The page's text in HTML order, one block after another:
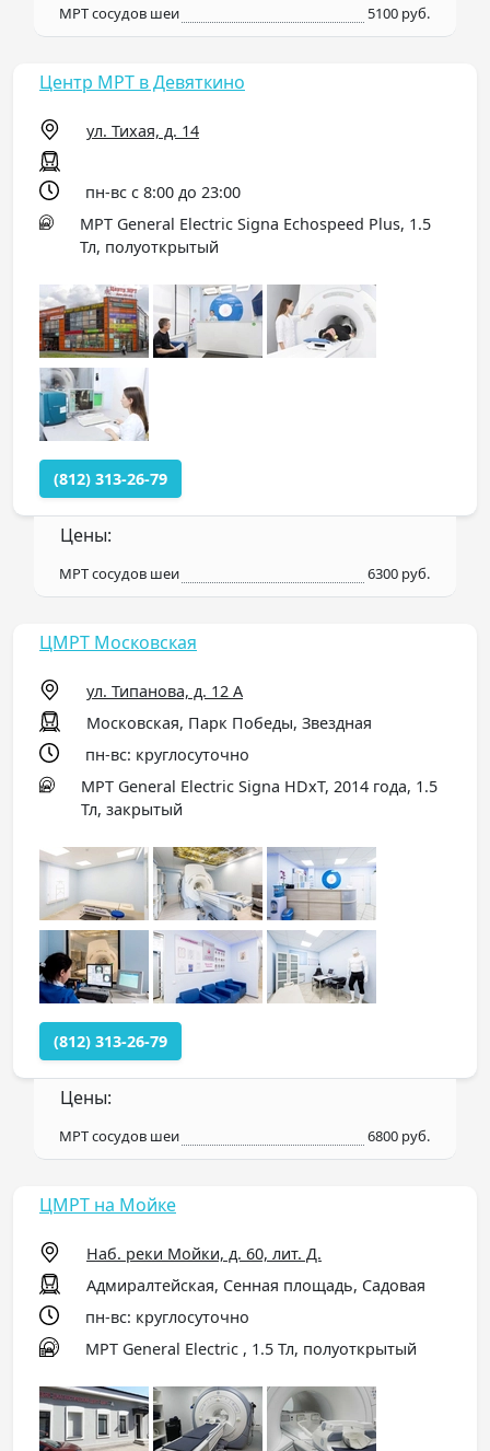
МРТ сосудов шеи 5100 руб.
Центр МРТ в Девяткино
ул. Тихая, д. 14
пн-вс с 8:00 до 23:00
МРТ General Electric Signa Echospeed Plus, 1.5
Тл, полуоткрытый
(812) 313-26-79
Цены:
МРТ сосудов шеи 6300 руб.
ЦМРТ Московская
ул. Типанова, д. 12 А
Московская, Парк Победы, Звездная
пн-вс: круглосуточно
МРТ General Electric Signa HDxT, 2014 года, 1.5
Тл, закрытый
(812) 313-26-79
Цены:
МРТ сосудов шеи 6800 руб.
ЦМРТ на Мойке
Наб. реки Мойки, д. 60, лит. Д.
Адмиралтейская, Сенная площадь, Садовая
пн-вс: круглосуточно
МРТ General Electric , 1.5 Тл, полуоткрытый